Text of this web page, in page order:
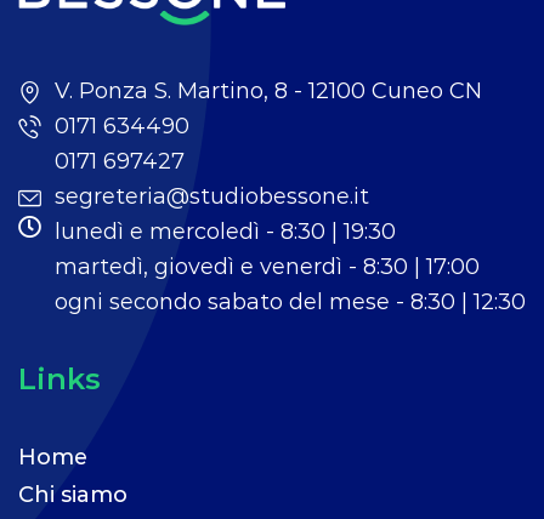
V. Ponza S. Martino, 8 - 12100 Cuneo CN
0171 634490
0171 697427
segreteria@studiobessone.it
lunedì e mercoledì - 8:30 | 19:30
martedì, giovedì e venerdì - 8:30 | 17:00
ogni secondo sabato del mese - 8:30 | 12:30
Links
Home
Chi siamo